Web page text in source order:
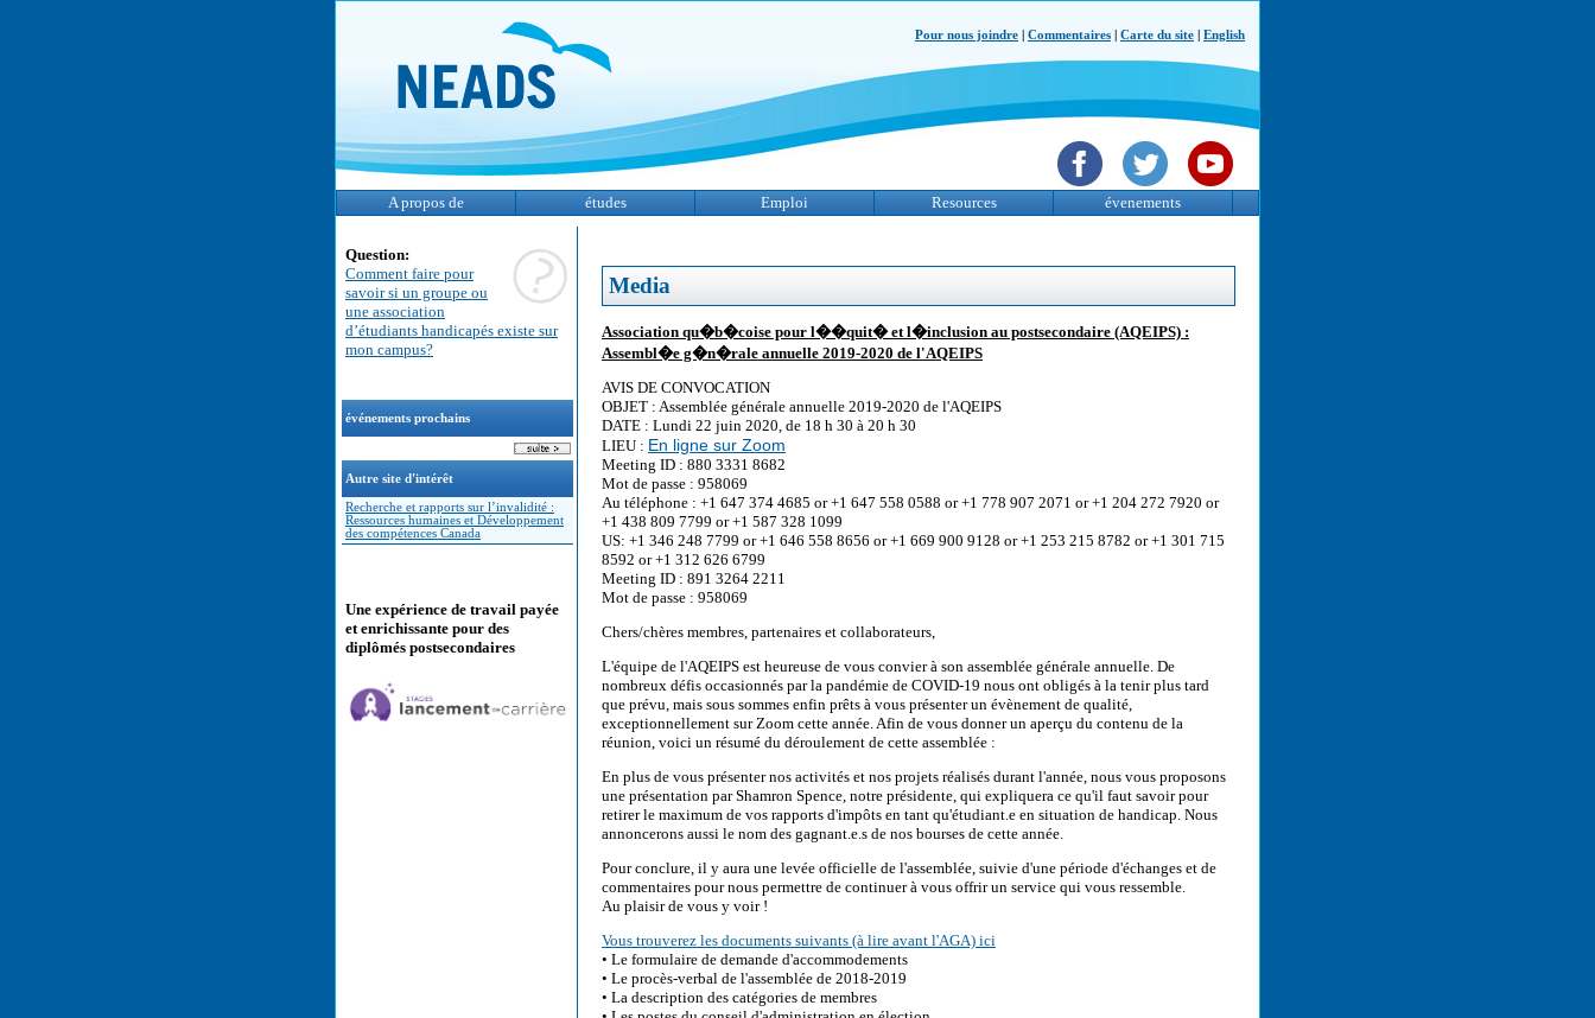
Pour nous joindre Commentaires Carte du site English
A propos de études Emploi Resources évenements
Question:
Comment faire pour
savoir si un groupe ou
une association
d’étudiants handicapés existe sur
mon campus?
événements prochains
Autre site d'intérêt
Recherche et rapports sur l’invalidité :
Ressources humaines et Développement
des compétences Canada
Une expérience de travail payée
et enrichissante pour des
diplômés postsecondaires
Media
Association qu�b�coise pour l��quit� et l�inclusion au postsecondaire (AQEIPS) :
Assembl�e g�n�rale annuelle 2019-2020 de l'AQEIPS
AVIS DE CONVOCATION
OBJET : Assemblée générale annuelle 2019-2020 de l'AQEIPS
DATE : Lundi 22 juin 2020, de 18 h 30 à 20 h 30
LIEU : En ligne sur Zoom
Meeting ID : 880 3331 8682
Mot de passe : 958069
Au téléphone : +1 647 374 4685 or +1 647 558 0588 or +1 778 907 2071 or +1 204 272 7920 or
+1 438 809 7799 or +1 587 328 1099
US: +1 346 248 7799 or +1 646 558 8656 or +1 669 900 9128 or +1 253 215 8782 or +1 301 715
8592 or +1 312 626 6799
Meeting ID : 891 3264 2211
Mot de passe : 958069
Chers/chères membres, partenaires et collaborateurs,
L'équipe de l'AQEIPS est heureuse de vous convier à son assemblée générale annuelle. De
nombreux défis occasionnés par la pandémie de COVID-19 nous ont obligés à la tenir plus tard
que prévu, mais sous sommes enfin prêts à vous présenter un évènement de qualité,
exceptionnellement sur Zoom cette année. Afin de vous donner un aperçu du contenu de la
réunion, voici un résumé du déroulement de cette assemblée :
En plus de vous présenter nos activités et nos projets réalisés durant l'année, nous vous proposons
une présentation par Shamron Spence, notre présidente, qui expliquera ce qu'il faut savoir pour
retirer le maximum de vos rapports d'impôts en tant qu'étudiant.e en situation de handicap. Nous
annoncerons aussi le nom des gagnant.e.s de nos bourses de cette année.
Pour conclure, il y aura une levée officielle de l'assemblée, suivie d'une période d'échanges et de
commentaires pour nous permettre de continuer à vous offrir un service qui vous ressemble.
Au plaisir de vous y voir !
Vous trouverez les documents suivants (à lire avant l'AGA) ici
• Le formulaire de demande d'accommodements
• Le procès-verbal de l'assemblée de 2018-2019
• La description des catégories de membres